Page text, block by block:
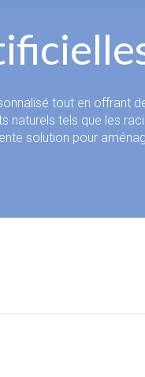
tout en offrant
tels que les
solution pour
aquariums